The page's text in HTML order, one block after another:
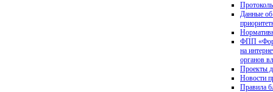
Данные об
ФПП
на
органов
Проекты
Новости
Правила